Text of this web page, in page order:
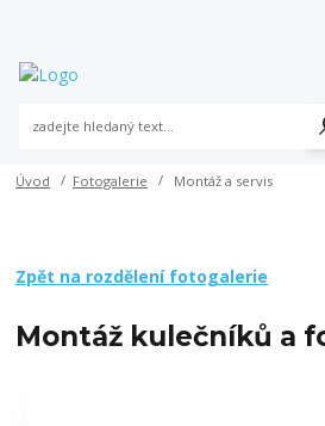
Úvod Fotogalerie Montáž a servis
Zpět na rozdělení fotogalerie
Montáž kulečníků a